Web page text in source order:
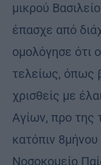
μικρού
έπασχε από
ομολόγησε ότι
τελείως, όπως
χρισθείς με
Αγίων, προ της
κατόπιν
Νοσοκομείο